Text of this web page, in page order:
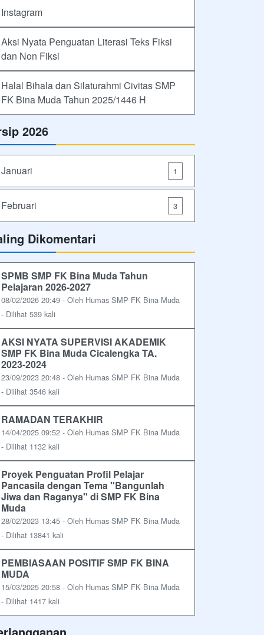
Instagram
Aksi Nyata Penguatan Literasi Teks Fiksi
dan Non Fiksi
Halal Bihala dan Silaturahmi Civitas SMP
FK Bina Muda Tahun 2025/1446 H
2026
Januari 1
Februari 3
Dikomentari
SPMB SMP FK Bina Muda Tahun
Pelajaran 2026-2027
08/02/2026 20:49 - Oleh Humas SMP FK Bina Muda
- Dilihat 539 kali
AKSI NYATA SUPERVISI AKADEMIK
SMP FK Bina Muda Cicalengka TA.
2023-2024
23/09/2023 20:48 - Oleh Humas SMP FK Bina Muda
- Dilihat 3546 kali
RAMADAN TERAKHIR
14/04/2025 09:52 - Oleh Humas SMP FK Bina Muda
- Dilihat 1132 kali
Proyek Penguatan Profil Pelajar
Pancasila dengan Tema "Bangunlah
Jiwa dan Raganya" di SMP FK Bina
Muda
28/02/2023 13:45 - Oleh Humas SMP FK Bina Muda
- Dilihat 13841 kali
PEMBIASAAN POSITIF SMP FK BINA
MUDA
15/03/2025 20:58 - Oleh Humas SMP FK Bina Muda
- Dilihat 1417 kali